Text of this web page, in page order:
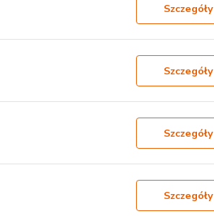
Szczegóły
Szczegóły
Szczegóły
Szczegóły